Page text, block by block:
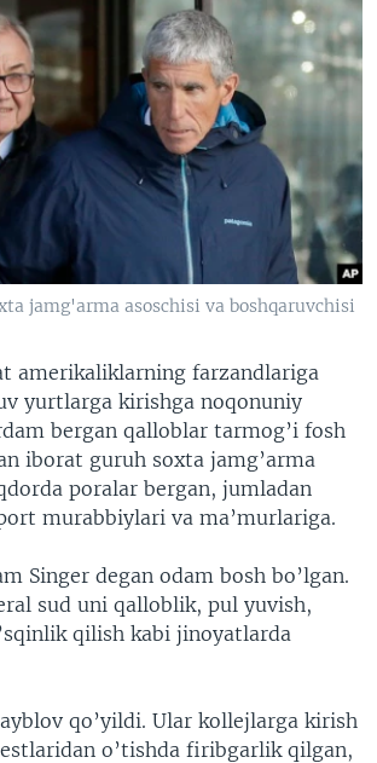
jamg'arma asoschisi va boshqaruvchisi
amerikaliklarning farzandlariga
yurtlarga kirishga noqonuniy
bergan qalloblar tarmog’i fosh
iborat guruh soxta jamg’arma
poralar bergan, jumladan
murabbiylari va ma’murlariga.
Singer degan odam bosh bo’lgan.
sud uni qalloblik, pul yuvish,
qilish kabi jinoyatlarda
qo’yildi. Ular kollejlarga kirish
o’tishda firibgarlik qilgan,